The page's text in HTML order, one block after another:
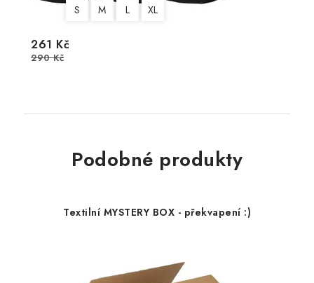
S M L XL
261 Kč
290 Kč
Podobné produkty
Textilní MYSTERY BOX - překvapení :)